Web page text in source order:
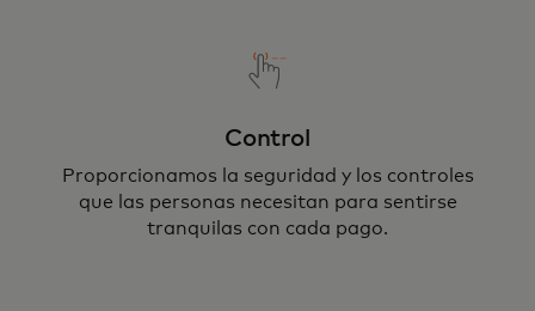
Control
Proporcionamos la seguridad y los controles
que las personas necesitan para sentirse
tranquilas con cada pago.